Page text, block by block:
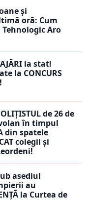
și
oră: Cum
Aro
la stat!
la CONCURS
de 26 de
în timpul
din spatele
colegii și
asediul
au
la Curtea de